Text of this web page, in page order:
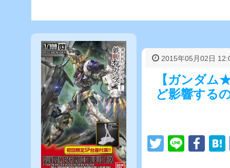
2015年05月02日
【ガンダム
ど影響する
T
Li
F